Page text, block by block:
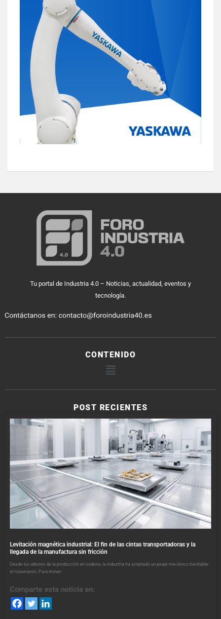
Tu portal de Industria 4.0 – Noticias, actualidad, eventos y
tecnología.
CONTENIDO
POST RECIENTES
Levitación magnética industrial: El fin de las cintas transportadoras y la
llegada de la manufactura sin fricción
Desde los albores de la producción en cadena, la industria ha aceptado un peaje mecánico inevitable:
el rozamiento. Para mover
Comparte esta noticia en: